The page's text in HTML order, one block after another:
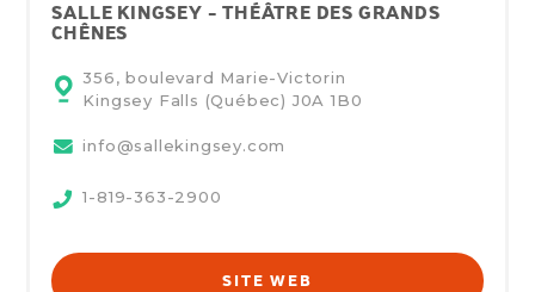
SALLE KINGSEY - THÉÂTRE DES GRANDS
CHÊNES
356, boulevard Marie-Victorin
Kingsey Falls (Québec) J0A 1B0
info@sallekingsey.com
1-819-363-2900
SITE WEB